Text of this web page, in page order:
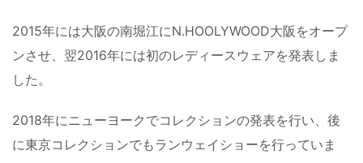
2015年には大阪の南堀江にN.HOOLYWOOD大阪をオープ
ンさせ、翌2016年には初のレディースウェアを発表しま
した。
2018年にニューヨークでコレクションの発表を行い、後
に東京コレクションでもランウェイショーを行っていま